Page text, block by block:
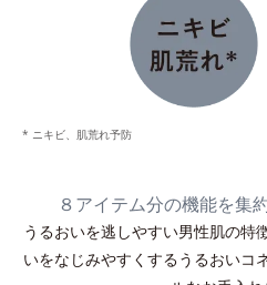
* ニキビ、肌荒れ予防
８アイテム分の機能を集
うるおいを逃しやすい男性肌の特
いをなじみやすくするうるおいコ